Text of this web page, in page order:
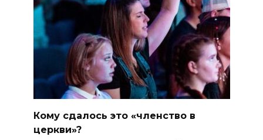
Кому сдалось это «членство в
церкви»?